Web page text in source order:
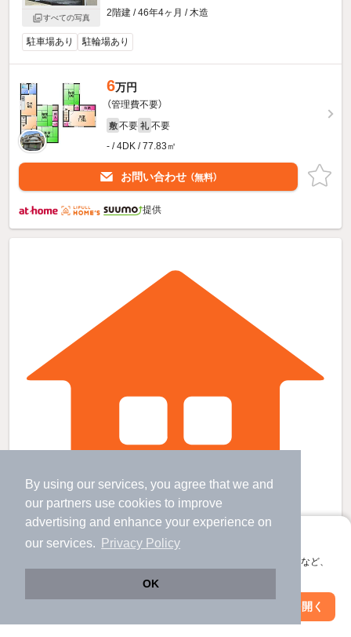
By using our services, you agree that we and
our partners use cookies to improve
advertising and enhance your experience on
our services.
Privacy Policy
OK
アプリに切り替えて、サクサクお部屋探し
会員登録なしですぐ使える。マップ検索やお気に入り保存など、
アプリを開く
すべての写真
2階建 / 46年4ヶ月 / 木造
駐車場あり 駐輪場あり
6万円
（管理費不要）
敷 不要 礼 不要
- / 4DK / 77.83㎡
お問い合わせ （無料）
提供
鳥取ノ荘駅より徒歩19分 築46年8ヶ月 2階建の賃貸物件
尾崎駅 歩
鳥取ノ荘駅 歩19分 （南海本線）
絞り込み条件を変更